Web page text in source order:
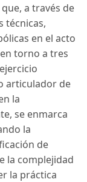
a través de
técnicas,
en el acto
torno a tres
articulador de
la
se enmarca
la
de
la complejidad
la práctica